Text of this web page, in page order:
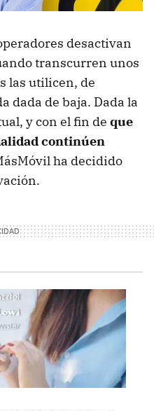
desactivan
transcurren unos
las utilicen, de
dada de baja. Dada la
y con el fin de que
continúen
ha decidido